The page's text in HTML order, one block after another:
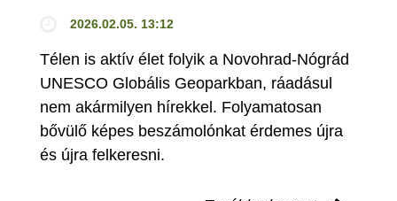
2026.02.05. 13:12
Télen is aktív élet folyik a Novohrad-Nógrád
UNESCO Globális Geoparkban, ráadásul
nem akármilyen hírekkel. Folyamatosan
bővülő képes beszámolónkat érdemes újra
és újra felkeresni.